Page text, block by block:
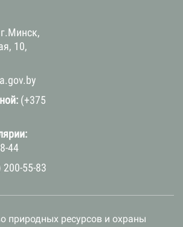
10,
(+375
44
55-83
природных ресурсов и охраны